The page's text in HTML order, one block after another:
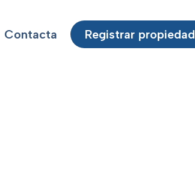
Contacta Registrar propiedad